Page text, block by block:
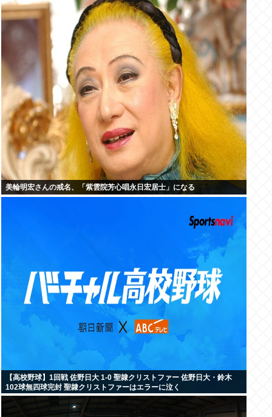
美輪明宏さんの戒名、「紫雲院芳心唱永日宏居士」になる
【高校野球】1回戦 佐野日大 1-0 聖隷クリストファー 佐野日大・鈴木
102球無四球完封 聖隷クリストファーはエラーに泣く